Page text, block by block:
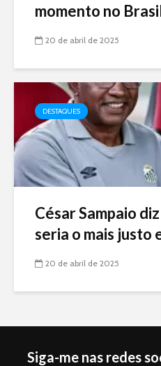
momento no
20 de abril de 2025
DESTAQUES
César Sampaio
seria o mais justo
20 de abril de 2025
Siga-me nas redes